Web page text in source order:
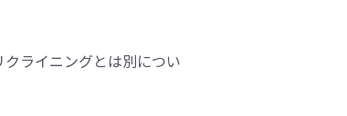
ライニングとは別につい